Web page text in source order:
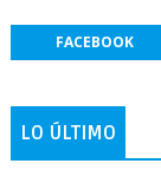
FACEBOOK
LO ÚLTIMO